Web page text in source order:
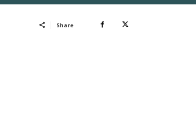
Share